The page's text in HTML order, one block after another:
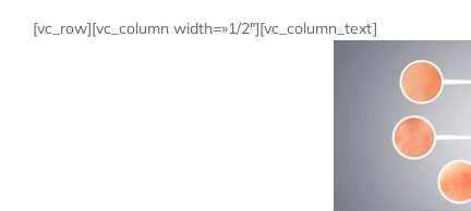
[vc_row][vc_column width=»1/2″][vc_column_text]